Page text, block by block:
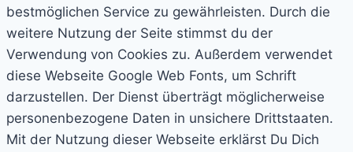
bestmöglichen Service zu gewährleisten. Durch die
weitere Nutzung der Seite stimmst du der
Verwendung von Cookies zu. Außerdem verwendet
diese Webseite Google Web Fonts, um Schrift
darzustellen. Der Dienst überträgt möglicherweise
personenbezogene Daten in unsichere Drittstaaten.
Mit der Nutzung dieser Webseite erklärst Du Dich